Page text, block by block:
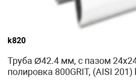
k820
Труба Ø42.4 мм, с пазом
полировка 800GRIT, (AISI 201)